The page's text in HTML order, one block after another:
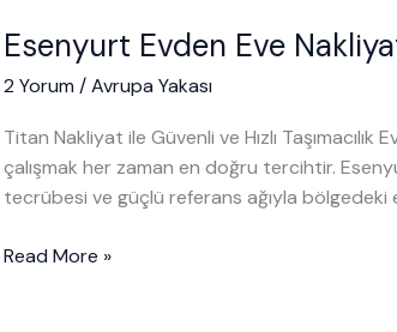
Esenyurt Evden Eve
2 Yorum /Avrupa Yakası
Titan Nakliyat ile Güvenli ve Hızlı
çalışmak her zaman en doğru tercihtir.
tecrübesi ve güçlü referans ağıyla
Esenyurt
Read More »